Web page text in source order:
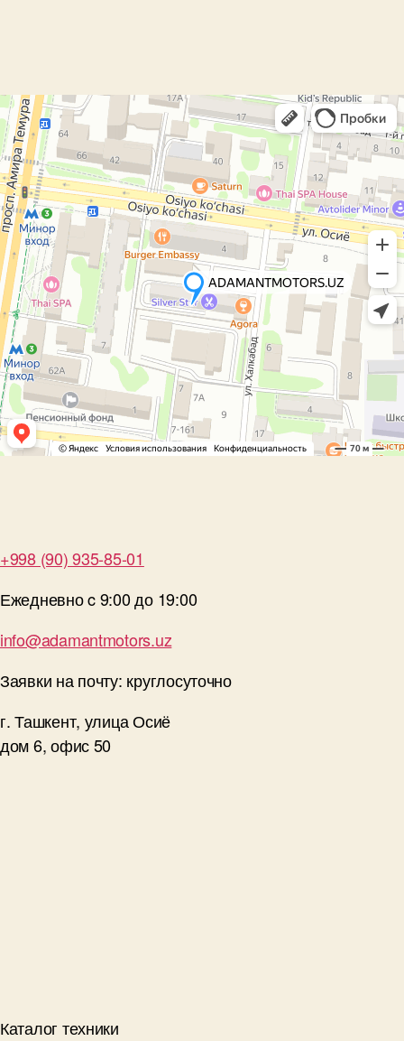
+998 (90) 935-85-01
Ежедневно c 9:00 до 19:00
info@adamantmotors.uz
Заявки на почту: круглосуточно
г. Ташкент, улица Осиё
дом 6, офис 50
Каталог техники